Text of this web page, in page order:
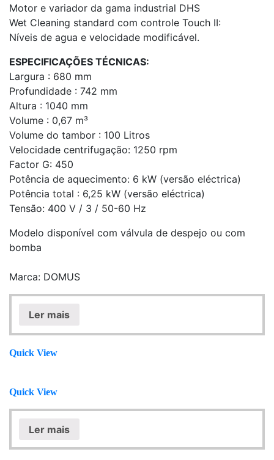
Motor e variador da gama industrial DHS
Wet Cleaning standard com controle Touch II:
Níveis de agua e velocidade modificável.
ESPECIFICAÇÕES TÉCNICAS:
Largura : 680 mm
Profundidade : 742 mm
Altura : 1040 mm
Volume : 0,67 m³
Volume do tambor : 100 Litros
Velocidade centrifugação: 1250 rpm
Factor G: 450
Potência de aquecimento: 6 kW (versão eléctrica)
Potência total : 6,25 kW (versão eléctrica)
Tensão: 400 V / 3 / 50-60 Hz
Modelo disponível com válvula de despejo ou com
bomba
Marca: DOMUS
Ler mais
Quick View
Quick View
Ler mais